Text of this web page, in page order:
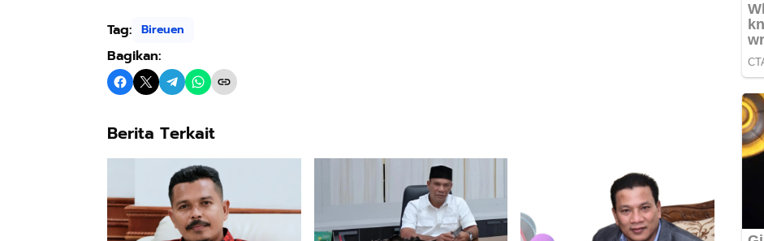
Tag: Bireuen
Bagikan:
Berita Terkait